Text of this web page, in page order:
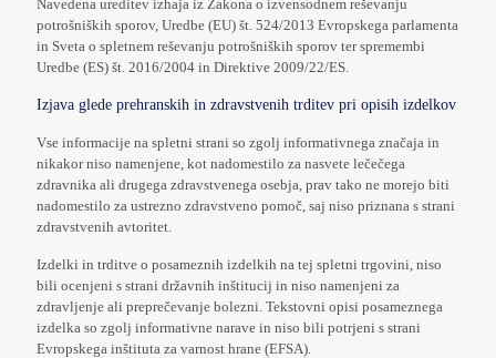
Navedena ureditev izhaja iz Zakona o izvensodnem reševanju
potrošniških sporov, Uredbe (EU) št. 524/2013 Evropskega parlamenta
in Sveta o spletnem reševanju potrošniških sporov ter spremembi
Uredbe (ES) št. 2016/2004 in Direktive 2009/22/ES.
Izjava glede prehranskih in zdravstvenih trditev pri opisih izdelkov
Vse informacije na spletni strani so zgolj informativnega značaja in
nikakor niso namenjene, kot nadomestilo za nasvete lečečega
zdravnika ali drugega zdravstvenega osebja, prav tako ne morejo biti
nadomestilo za ustrezno zdravstveno pomoč, saj niso priznana s strani
zdravstvenih avtoritet.
Izdelki in trditve o posameznih izdelkih na tej spletni trgovini, niso
bili ocenjeni s strani državnih inštitucij in niso namenjeni za
zdravljenje ali preprečevanje bolezni. Tekstovni opisi posameznega
izdelka so zgolj informativne narave in niso bili potrjeni s strani
Evropskega inštituta za varnost hrane (EFSA).